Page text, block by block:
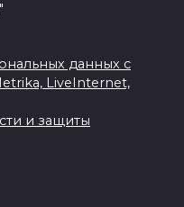
данных с
LiveInternet,
и защиты